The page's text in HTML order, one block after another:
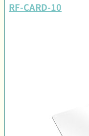
RF-CARD-10